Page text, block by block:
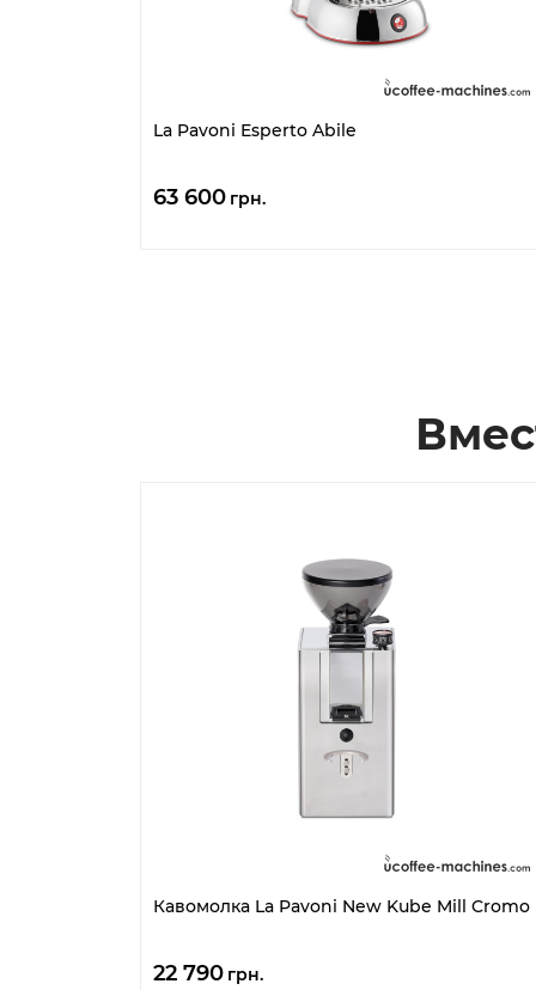
La Pavoni Esperto Abile
63 600 грн.
Кавомолка La Pavoni New Kube Mill Cromo
22 790 грн.